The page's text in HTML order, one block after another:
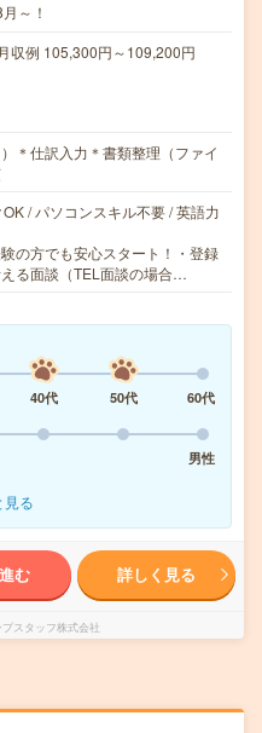
～！
例 105,300円～109,200円
＊仕訳入力＊書類整理（ファイ
/ パソコンスキル不要 / 英語力
の方でも安心スタート！・登録
る面談（TEL面談の場合…
40代 50代
60代
男性
見る
む 詳しく見る
スタッフ株式会社